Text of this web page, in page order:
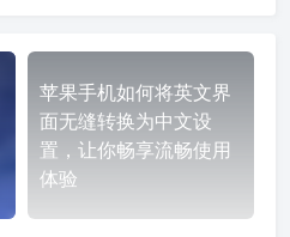
苹果手机如何将英文界
面无缝转换为中文设
置，让你畅享流畅使用
体验